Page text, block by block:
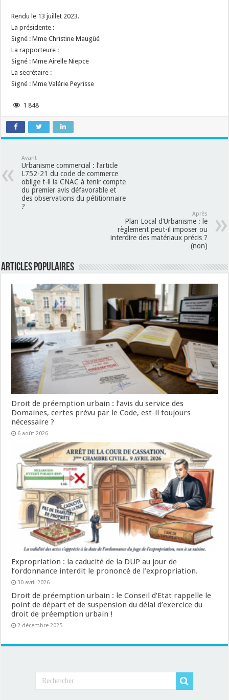
Rendu le 13 juillet 2023.
La présidente :
Signé : Mme Christine Maugüé
La rapporteure :
Signé : Mme Airelle Niepce
La secrétaire :
Signé : Mme Valérie Peyrisse
1 848
Avant
Urbanisme commercial : l’article
L752-21 du code de commerce
oblige t-il la CNAC à tenir compte
du premier avis défavorable et
des observations du pétitionnaire
?
Après
Plan Local d’Urbanisme : le
règlement peut-il imposer ou
interdire des matériaux précis ?
(non)
Articles populaires
Droit de préemption urbain : l’avis du service des
Domaines, certes prévu par le Code, est-il toujours
nécessaire ?
6 août 2026
Expropriation : la caducité de la DUP au jour de
l’ordonnance interdit le prononcé de l’expropriation.
30 avril 2026
Droit de préemption urbain : le Conseil d’Etat rappelle le
point de départ et de suspension du délai d’exercice du
droit de préemption urbain !
2 décembre 2025